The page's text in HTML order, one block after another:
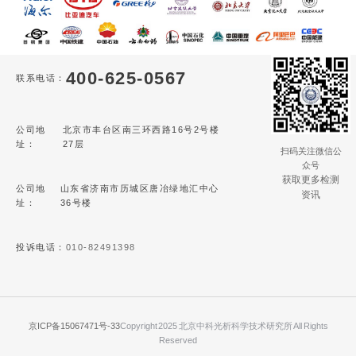
联系电话： 400-625-0567
公司地
址：
北京市丰台区南三环西路16号2号楼
27层
公司地
址：
山东省济南市历城区唐冶绿地汇中心
36号楼
投诉电话： 010-82491398
扫码关注微信公
众号
获取更多检测
资讯
京ICP备15067471号-33Copyright 2025 北京中科光析科学技术研究所 All Rights
Reserved